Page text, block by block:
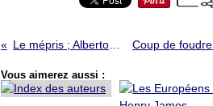
Vous aimerez aussi :